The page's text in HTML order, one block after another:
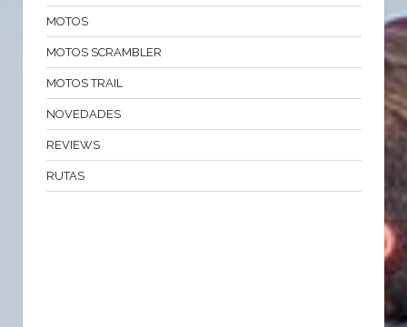
MOTOS
MOTOS SCRAMBLER
MOTOS TRAIL
NOVEDADES
REVIEWS
RUTAS